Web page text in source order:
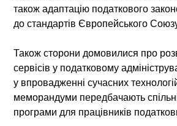
також адаптацію податкового
до стандартів Європейського
Також сторони домовилися про
сервісів у податковому
у впровадженні сучасних
меморандуми передбачають
програми для працівників